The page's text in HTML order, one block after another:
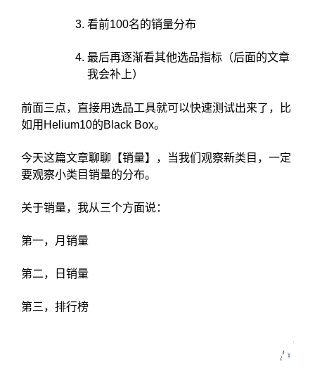
看前100名的销量分布
最后再逐渐看其他选品指标（后面的文章
我会补上）
前面三点，直接用选品工具就可以快速测试出来了，比
如用Helium10的Black Box。
今天这篇文章聊聊【销量】，当我们观察新类目，一定
要观察小类目销量的分布。
关于销量，我从三个方面说：
第一，月销量
第二，日销量
第三，排行榜